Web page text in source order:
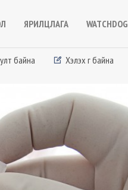
ЯРИЛЦЛАГА WATCHDOG
байна Хэлэх үг байна